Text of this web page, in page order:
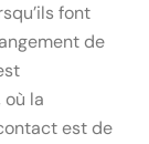
font
de
la
est de